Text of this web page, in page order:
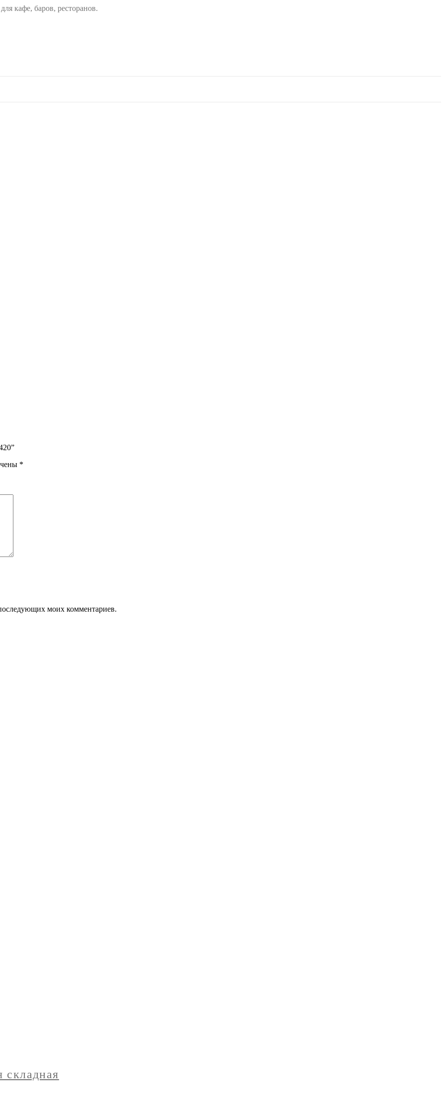
кафе, баров, ресторанов.
*
моих комментариев.
складная